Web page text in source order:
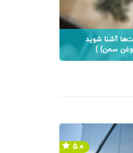
آشنا شوید
سمن) )
۵.۰